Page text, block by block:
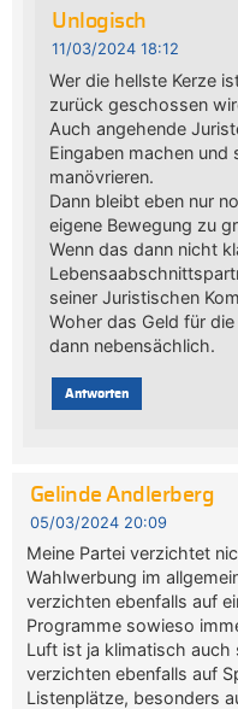
Unlogisch
11/03/2024 18:12
Wer die hellste Kerze
zurück geschossen
Auch angehende
Eingaben machen
manövrieren.
Dann bleibt eben nur
eigene Bewegung zu
Wenn das dann nicht
seiner Juristischen
Woher das Geld für
dann nebensächlich.
Antworten
Gelinde Andlerberg
05/03/2024 20:09
Meine Partei verzichtet
Wahlwerbung im
verzichten ebenfalls auf
Programme sowieso
Luft ist ja klimatisch
verzichten ebenfalls auf
Listenplätze, besonders